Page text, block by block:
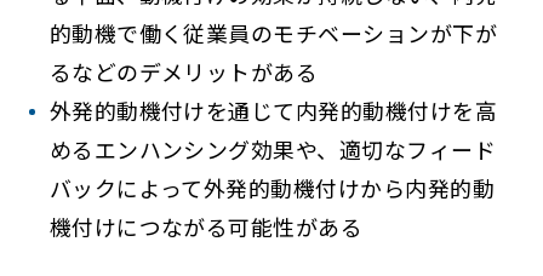
的動機で働く従業員のモチベーションが下が
るなどのデメリットがある
外発的動機付けを通じて内発的動機付けを高
めるエンハンシング効果や、適切なフィード
バックによって外発的動機付けから内発的動
機付けにつながる可能性がある